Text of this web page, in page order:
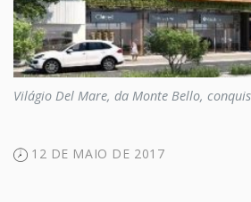
Világio Del Mare, da Monte Bello,
12 DE MAIO DE 2017